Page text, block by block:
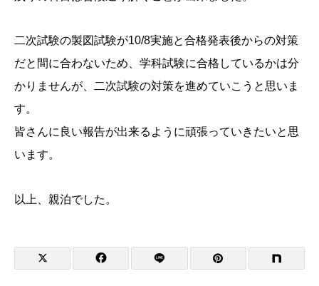
二次試験の製図試験が10/8実施と合格発表後からの対策
だと間に合わないため、学科試験に合格しているかは分
かりませんが、二次試験の対策を進めていこうと思いま
す。
皆さんに良い報告が出来るように頑張っていきたいと思
います。
以上、親泊でした。